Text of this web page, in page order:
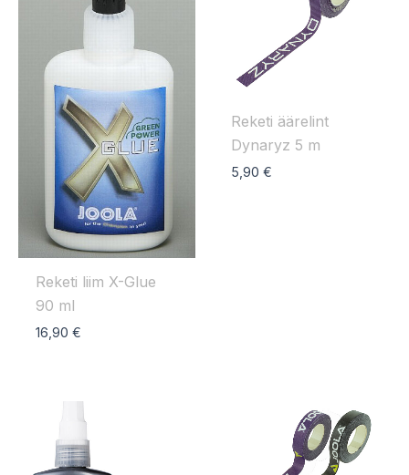
Reketi liim X-Glue
90 ml
16,90€
Reketi äärelint
Dynaryz 5 m
5,90€